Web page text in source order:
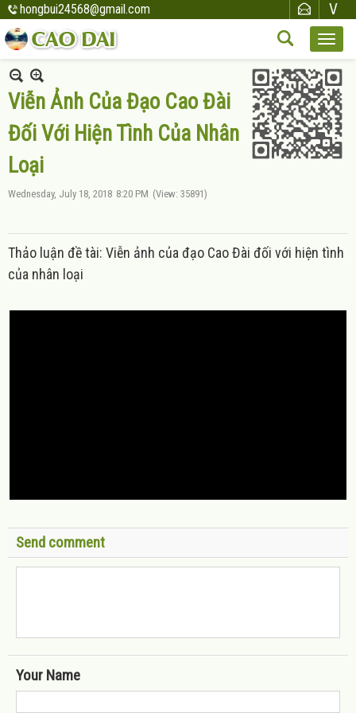
hongbui24568@gmail.com
Viễn Ảnh Của Đạo Cao Đài
Đối Với Hiện Tình Của Nhân
Loại
Wednesday, July 18, 2018 8:20 PM (View: 35891)
Thảo luận đề tài: Viễn ảnh của đạo Cao Đài đối với hiện tình
của nhân loại
Send comment
Your Name